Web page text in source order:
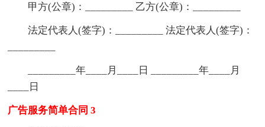
甲方(公章)：_________ 乙方(公章)：_________
法定代表人(签字)：_________ 法定代表人(签字)：
_________年____月____日 _________年____月
____日
广告服务简单合同 3